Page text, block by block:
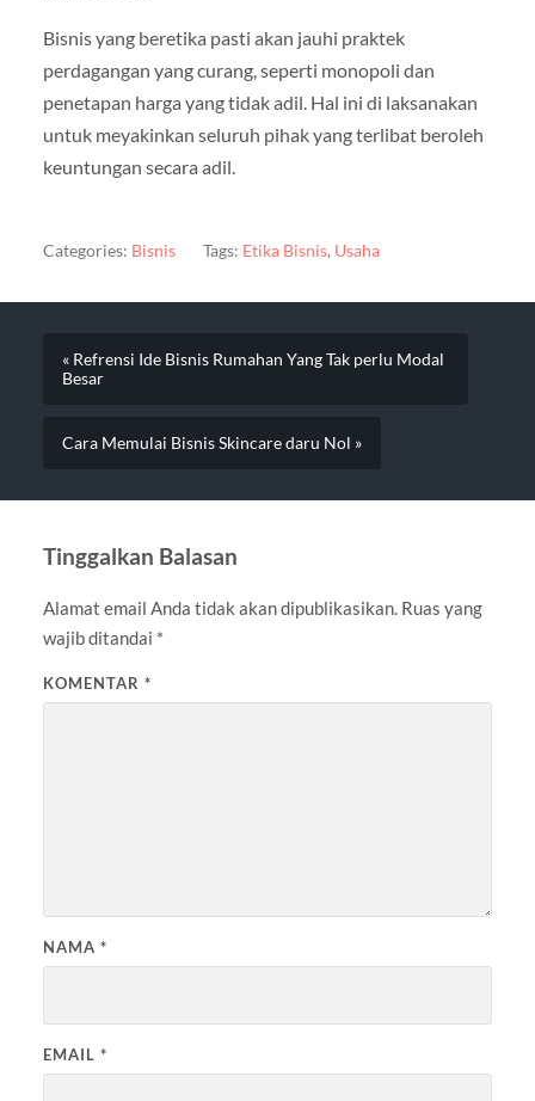
Bisnis yang beretika pasti akan jauhi praktek
perdagangan yang curang, seperti monopoli dan
penetapan harga yang tidak adil. Hal ini di laksanakan
untuk meyakinkan seluruh pihak yang terlibat beroleh
keuntungan secara adil.
Categories: Bisnis Tags: Etika Bisnis, Usaha
« Refrensi Ide Bisnis Rumahan Yang Tak perlu Modal
Besar
Cara Memulai Bisnis Skincare daru Nol »
Tinggalkan Balasan
Alamat email Anda tidak akan dipublikasikan. Ruas yang
wajib ditandai *
KOMENTAR *
NAMA *
EMAIL *